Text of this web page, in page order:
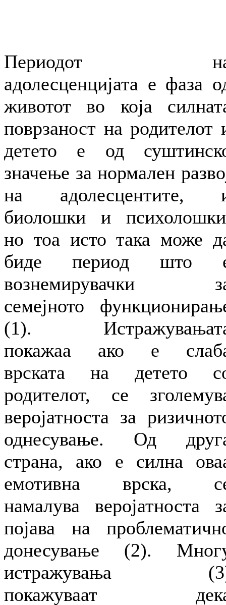
Периодот
адолесценцијата е фаза
животот во која
поврзаност на родителот
детето е од
значење за нормален
на адолесцентите,
биолошки и
но тоа исто така може
биде период што
вознемирувачки
семејното
(1).
покажаа ако е
врската на детето
родителот, се
веројатноста за
однесување. Од
страна, ако е силна
емотивна врска,
намалува веројатноста
појава на
донесување (2).
истражувања
покажуваат